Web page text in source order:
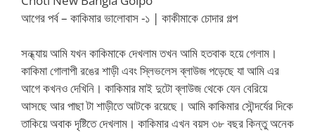
আগের পর্ব – কাকিমার ভালোবাস -১ | কাকীমাকে চোদার গল্প
সন্ধ্যায় আমি যখন কাকিমাকে দেখলাম তখন আমি হতবাক হয়ে গেলাম।
কাকিমা গোলাপী রঙের শাড়ী এবং স্লিভলেস ব্লাউজ পড়েছে যা আমি এর
আগে কখনও দেখিনি। কাকিমার মাই দুটো ব্লাউজ থেকে যেন বেরিয়ে
আসছে আর পাছা টা শাড়ীতে আটকে রয়েছে। আমি কাকিমার সৌন্দর্যের দিকে
তাকিয়ে অবাক দৃষ্টিতে দেখলাম। কাকিমার এখন বয়স ৩৮ বছর কিন্তু অনেক